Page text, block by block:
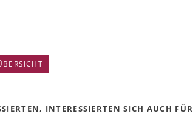
INTERESSIERTEN SICH AUCH FÜR